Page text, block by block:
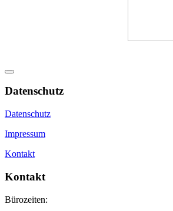
Datenschutz
Datenschutz
Impressum
Kontakt
Kontakt
Bürozeiten: